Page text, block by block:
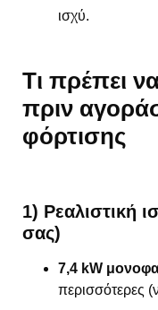
ισχύ.
Τι πρέπει
πριν
φόρτισης
1) Ρεαλιστική
σας)
7,4 kW
περισσότερες